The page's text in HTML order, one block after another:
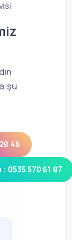
şu
46
0535 570 61 87